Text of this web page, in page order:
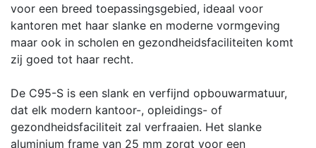
voor een breed toepassingsgebied, ideaal voor
kantoren met haar slanke en moderne vormgeving
maar ook in scholen en gezondheidsfaciliteiten komt
zij goed tot haar recht.
De C95-S is een slank en verfijnd opbouwarmatuur,
dat elk modern kantoor-, opleidings- of
gezondheidsfaciliteit zal verfraaien. Het slanke
aluminium frame van 25 mm zorgt voor een